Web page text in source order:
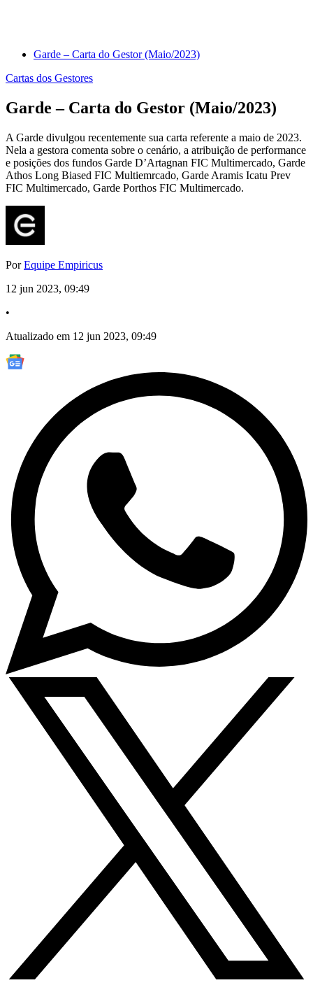
Garde – Carta do Gestor (Maio/2023)
Cartas dos Gestores
Garde – Carta do Gestor (Maio/2023)
A Garde divulgou recentemente sua carta referente a maio de 2023.
Nela a gestora comenta sobre o cenário, a atribuição de performance
e posições dos fundos Garde D’Artagnan FIC Multimercado, Garde
Athos Long Biased FIC Multiemrcado, Garde Aramis Icatu Prev
FIC Multimercado, Garde Porthos FIC Multimercado.
PorEquipe Empiricus
12 jun 2023, 09:49
•
Atualizado em 12 jun 2023, 09:49